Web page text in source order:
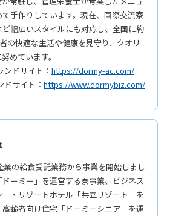
手作りしています。現在、国際交流寮
幅広いスタイルにも対応し、全国に約
の快適な生活や健康を見守り、クオリ
めています。
ドサイト： https://dormy-ac.com/
サイト： https://www.dormybiz.com/
の給食受託業務から事業を開始しまし
ーミー」を運営する寮事業、ビジネス
・リゾートホテル「共立リゾート」を
齢者向け住宅「ドーミーシニア」を運